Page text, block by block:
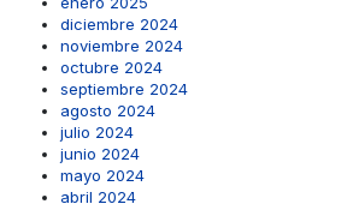
diciembre 2024
noviembre 2024
octubre 2024
septiembre 2024
agosto 2024
julio 2024
junio 2024
mayo 2024
abril 2024